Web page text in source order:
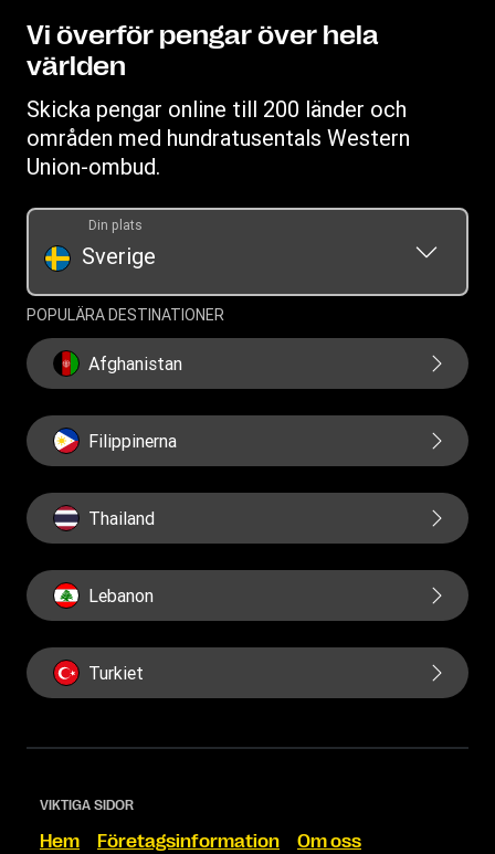
Valutaomräknare
Integritetspolicy
Villkor
Cookieinformation
Vi överför pengar över hela
världen
Skicka pengar online till 200 länder och
områden med hundratusentals Western
Union-ombud.
Sverige
Din plats
POPULÄRA DESTINATIONER
Afghanistan
Filippinerna
Thailand
Lebanon
Turkiet
VIKTIGA SIDOR
Hem Företagsinformation
Om oss